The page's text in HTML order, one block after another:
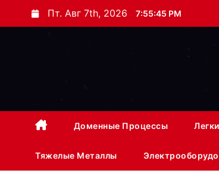
е
д
Пт. Авг 7th, 2026 7:55:46 PM
Доменные Процессы
Тяжелые Металлы